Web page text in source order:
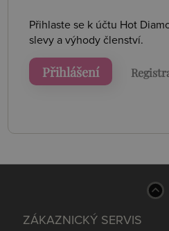
Přihlaste se k účtu Hot
slevy a výhody členství.
Přihlášení
ZÁKAZNICKÝ SERVIS